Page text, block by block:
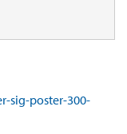
sig-poster-300-